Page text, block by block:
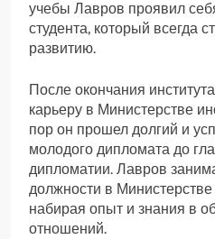
учебы Лавров проявил
студента, который всегда
развитию.
После окончания
карьеру в Министерстве
пор он прошел долгий и
молодого дипломата до
дипломатии. Лавров
должности в
набирая опыт и знания в
отношений.